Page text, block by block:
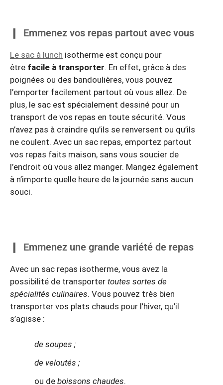
Emmenez vos repas partout avec vous
Le sac à lunch isotherme est conçu pour
être facile à transporter. En effet, grâce à des
poignées ou des bandoulières, vous pouvez
l’emporter facilement partout où vous allez. De
plus, le sac est spécialement dessiné pour un
transport de vos repas en toute sécurité. Vous
n’avez pas à craindre qu’ils se renversent ou qu’ils
ne coulent. Avec un sac repas, emportez partout
vos repas faits maison, sans vous soucier de
l’endroit où vous allez manger. Mangez également
à n’importe quelle heure de la journée sans aucun
souci.
Emmenez une grande variété de repas
Avec un sac repas isotherme, vous avez la
possibilité de transporter toutes sortes de
spécialités culinaires. Vous pouvez très bien
transporter vos plats chauds pour l’hiver, qu’il
s’agisse :
de soupes ;
de veloutés ;
ou de boissons chaudes.